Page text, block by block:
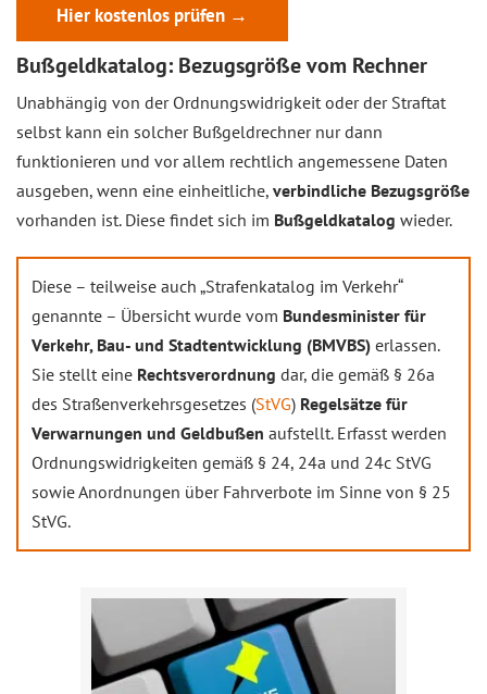
Hier kostenlos prüfen →
Bußgeldkatalog: Bezugsgröße vom Rechner
Unabhängig von der Ordnungswidrigkeit oder der Straftat
selbst kann ein solcher Bußgeldrechner nur dann
funktionieren und vor allem rechtlich angemessene Daten
ausgeben, wenn eine einheitliche, verbindliche Bezugsgröße
vorhanden ist. Diese findet sich im Bußgeldkatalog wieder.
Diese – teilweise auch „Strafenkatalog im Verkehr“
genannte – Übersicht wurde vom Bundesminister für
Verkehr, Bau- und Stadtentwicklung (BMVBS) erlassen.
Sie stellt eine Rechtsverordnung dar, die gemäß § 26a
des Straßenverkehrsgesetzes (StVG) Regelsätze für
Verwarnungen und Geldbußen aufstellt. Erfasst werden
Ordnungswidrigkeiten gemäß § 24, 24a und 24c StVG
sowie Anordnungen über Fahrverbote im Sinne von § 25
StVG.